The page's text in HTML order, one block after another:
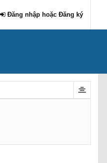
Đăng nhập hoặc Đăng ký